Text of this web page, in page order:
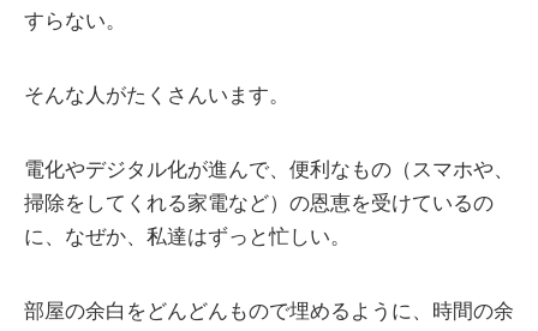
すらない。
そんな人がたくさんいます。
電化やデジタル化が進んで、便利なもの（スマホや、
掃除をしてくれる家電など）の恩恵を受けているの
に、なぜか、私達はずっと忙しい。
部屋の余白をどんどんもので埋めるように、時間の余